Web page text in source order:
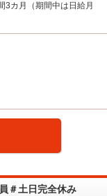
3カ月（期間中は日給月
＃土日完全休み